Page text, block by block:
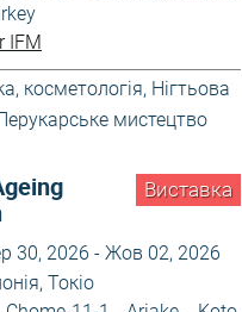
IFM
косметологія, Нігтьова
мистецтво
Виставка
30, 2026 - Жов 02, 2026
Токіо